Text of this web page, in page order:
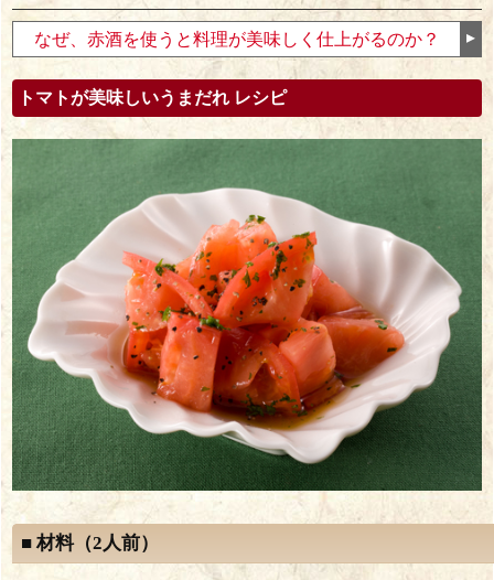
なぜ、赤酒を使うと料理が美味しく仕上がるのか？
トマトが美味しいうまだれ レシピ
■ 材料（2人前）